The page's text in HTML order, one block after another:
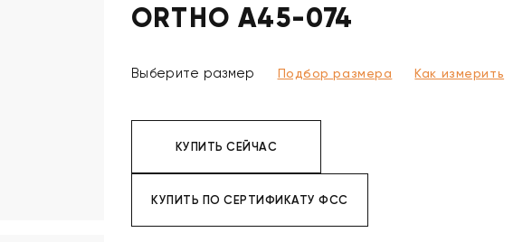
ORTHO A45-074
Выберите размер Подбор размера Как измерить
КУПИТЬ СЕЙЧАС
КУПИТЬ ПО СЕРТИФИКАТУ ФСС